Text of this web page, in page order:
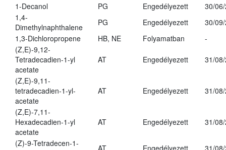
1-Decanol
PG Engedélyezett
30/
1,4-
Dimethylnaphthalene
PG Engedélyezett
30/
1,3-Dichloropropene
HB, NE Folyamatban
-
(Z,E)-9,12-
Tetradecadien-1-yl
acetate
AT Engedélyezett 31/
(Z,E)-9,11-
tetradecadien-1-yl-
acetate
AT Engedélyezett 31/
(Z,E)-7,11-
Hexadecadien-1-yl
acetate
AT Engedélyezett 31/
(Z)-9-Tetradecen-1-